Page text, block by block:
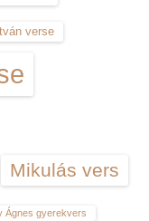
verse
Mikulás vers
Ágnes gyerekvers